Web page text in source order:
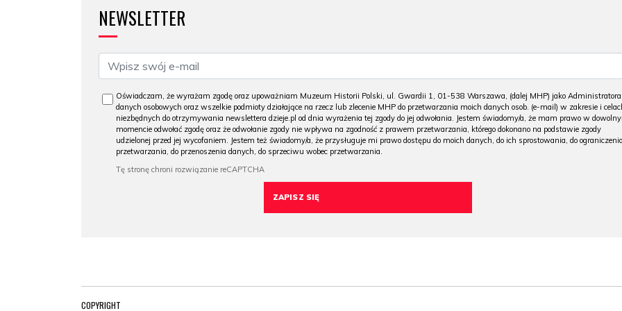
NEWSLETTER
Oświadczam, że wyrażam zgodę oraz upoważniam Muzeum Historii Polski, ul. Gwardii 1, 01-538 Warszawa, (dalej MHP) jako Administratora
danych osobowych oraz wszelkie podmioty działające na rzecz lub zlecenie MHP do przetwarzania moich danych osob. (e-mail) w zakresie i
niezbędnych do otrzymywania newslettera dzieje.pl od dnia wyrażenia tej zgody do jej odwołania. Jestem świadomy/a, że mam prawo w
momencie odwołać zgodę oraz że odwołanie zgody nie wpływa na zgodność z prawem przetwarzania, którego dokonano na podstawie zgody
udzielonej przed jej wycofaniem. Jestem też świadomy/a, że przysługuje mi prawo dostępu do moich danych, do ich sprostowania, do ograniczenia
przetwarzania, do przenoszenia danych, do sprzeciwu wobec przetwarzania.
COPYRIGHT